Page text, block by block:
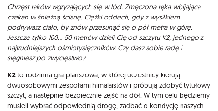
Opis
Chrzęst raków wgryzających się w lód. Zmęczona ręka wbijająca
czekan w śnieżną ścianę. Ciężki oddech, gdy z wysiłkiem
podrywasz ciało, by znów przesunąć się o pół metra w górę.
Jeszcze tylko 100... 50 metrów dzieli Cię od szczytu K2, jednego z
najtrudniejszych ośmiotysięczników. Czy dasz sobie radę i
sięgniesz po zwycięstwo?
K2 to rodzinna gra planszowa, w której uczestnicy kierują
dwuosobowymi zespołami himalaistów i próbują zdobyć tytułowy
szczyt, a następnie bezpiecznie zejść na dół. W tym celu będziemy
musieli wybrać odpowiednią drogę, zadbać o kondycję naszych